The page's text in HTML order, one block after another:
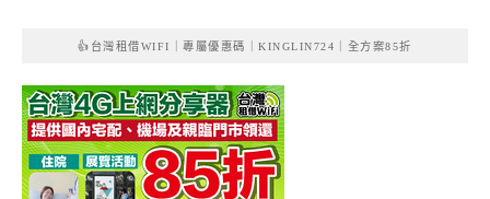
👍台灣租借WIFI｜專屬優惠碼｜KINGLIN724｜全方案85折